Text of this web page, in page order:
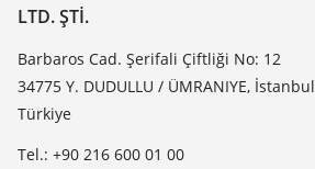
Dielektrisite listesi
TeamViewer
Haber makaleleri
Basin
Blog
LTD. ŞTI.
Barbaros Cad. Şerifali Çiftliği No: 12
34775 Y. DUDULLU / ÜMRANIYE, İstanbul
Türkiye
Tel.: +90 216 600 01 00